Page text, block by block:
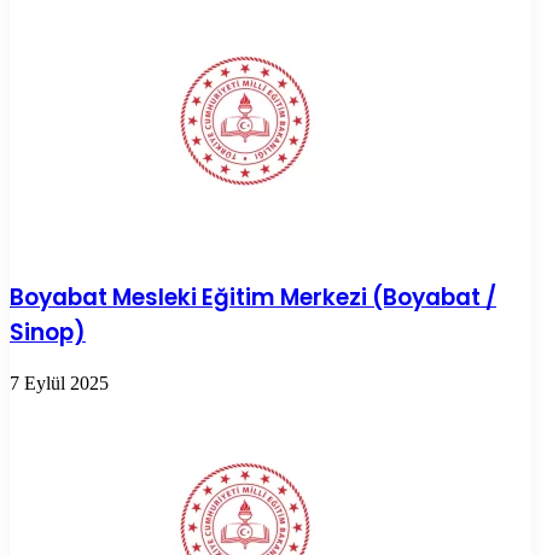
Boyabat Mesleki Eğitim Merkezi (Boyabat /
Sinop)
7 Eylül 2025